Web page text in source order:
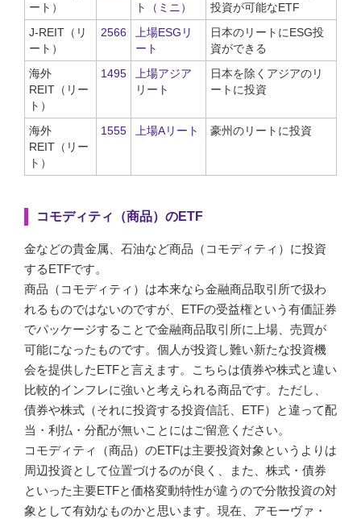
ート）
ト（ミニ）
投資が可能なETF
J-REIT（リ
ート）
2566
上場ESGリ
ート
日本のリートにESG投
資ができる
海外
REIT（リー
ト）
1495
上場アジア
リート
日本を除くアジアのリ
ートに投資
海外
REIT（リー
ト）
1555 上場Aリート 豪州のリートに投資
コモディティ（商品）のETF
金などの貴金属、石油など商品（コモディティ）に投資
するETFです。
商品（コモディティ）は本来なら金融商品取引所で扱わ
れるものではないのですが、ETFの受益権という有価証券
でパッケージすることで金融商品取引所に上場、売買が
可能になったものです。個人が投資し難い新たな投資機
会を提供したETFと言えます。こちらは債券や株式と違い
比較的インフレに強いと考えられる商品です。ただし、
債券や株式（それに投資する投資信託、ETF）と違って配
当・利払・分配が無いことにはご留意ください。
コモディティ（商品）のETFは主要投資対象というよりは
周辺投資として位置づけるのが良く、また、株式・債券
といった主要ETFと価格変動特性が違うので分散投資の対
象として有効なものかと思います。現在、アモーヴァ・